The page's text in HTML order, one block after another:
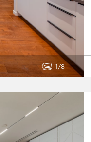
1 8